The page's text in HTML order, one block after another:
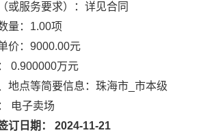
或服务要求）：详见合同
量：1.00项
价：9000.00元
0.900000万元
地点等简要信息：珠海市_市本级
电子卖场
订日期： 2024-11-21